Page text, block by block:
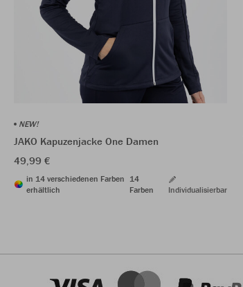
NEW!
JAKO Kapuzenjacke One Damen
49,99 €
in 14 verschiedenen Farben
erhältlich
14
Farben
Individualisierbar